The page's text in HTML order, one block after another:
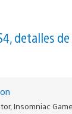
detalles
Insomniac